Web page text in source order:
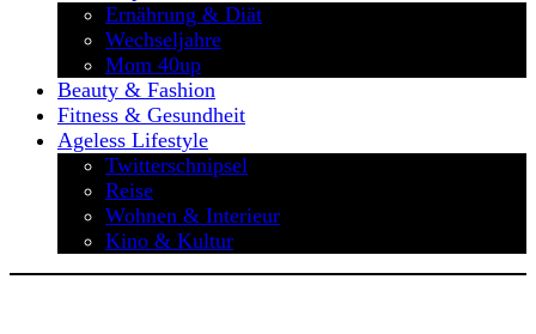
Ernährung & Diät
Wechseljahre
Mom 40up
Beauty & Fashion
Fitness & Gesundheit
Ageless Lifestyle
Twitterschnipsel
Reise
Wohnen & Interieur
Kino & Kultur